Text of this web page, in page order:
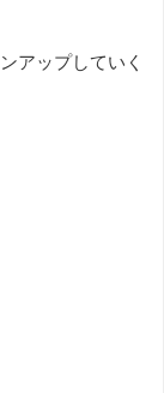
アップしていく